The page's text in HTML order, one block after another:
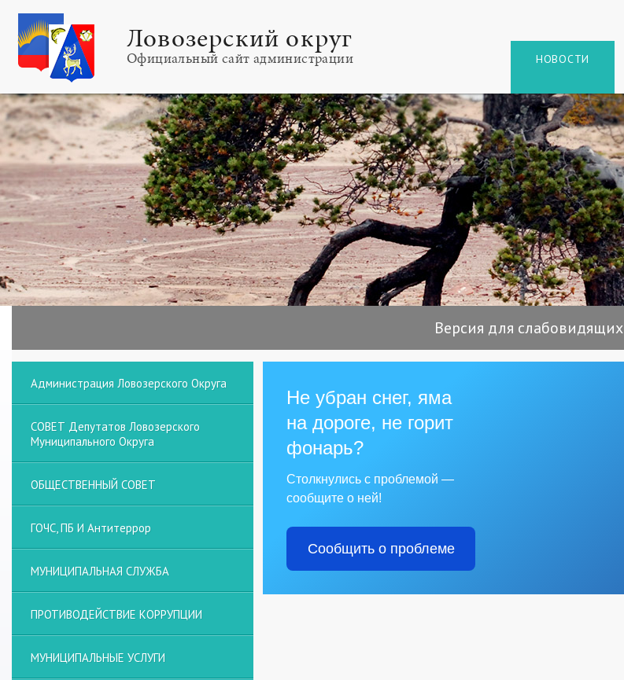
Ловозерский округ
Официальный сайт администрации НОВОСТИ
Версия для слабовидящих
Не убран снег, яма
на дороге, не горит
фонарь?
Столкнулись с проблемой —
сообщите о ней!
Сообщить о проблеме
Администрация Ловозерского Округа
СОВЕТ Депутатов Ловозерского
Муниципального Округа
ОБЩЕСТВЕННЫЙ СОВЕТ
ГОЧС, ПБ И Антитеррор
МУНИЦИПАЛЬНАЯ СЛУЖБА
ПРОТИВОДЕЙСТВИЕ КОРРУПЦИИ
МУНИЦИПАЛЬНЫЕ УСЛУГИ